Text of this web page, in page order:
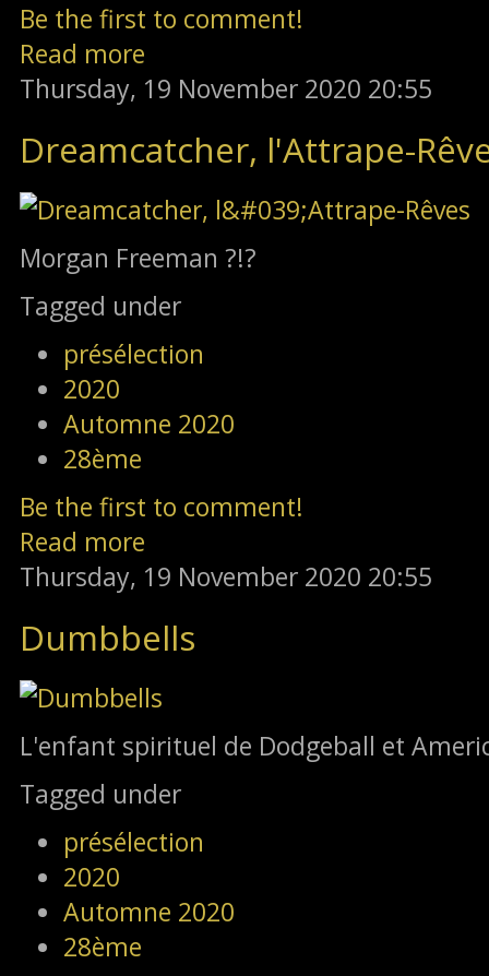
Be the first to comment!
Read more
Thursday, 19 November 2020 20:55
Dreamcatcher, l'Attrape-
Morgan Freeman ?!?
Tagged under
présélection
2020
Automne 2020
28ème
Be the first to comment!
Read more
Thursday, 19 November 2020 20:55
Dumbbells
L'enfant spirituel de Dodgeball et
Tagged under
présélection
2020
Automne 2020
28ème